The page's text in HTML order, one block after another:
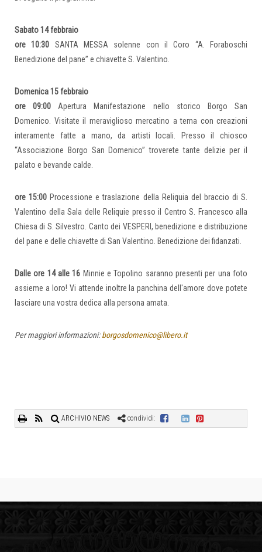
Sabato 14 febbraio
ore 10:30 SANTA MESSA solenne con il Coro “A. Foraboschi
Benedizione del pane” e chiavette S. Valentino.
Domenica 15 febbraio
ore 09:00 Apertura Manifestazione nello storico Borgo San
Domenico. Visitate il meraviglioso mercatino a tema con creazioni
interamente fatte a mano, da artisti locali. Presso il chiosco
“Associazione Borgo San Domenico” troverete tante delizie per il
palato e bevande calde.
ore 15:00 Processione e traslazione della Reliquia del braccio di S.
Valentino della Sala delle Reliquie presso il Centro S. Francesco alla
Chiesa di S. Silvestro. Canto dei VESPERI, benedizione e distribuzione
del pane e delle chiavette di San Valentino. Benedizione dei fidanzati.
Dalle ore 14 alle 16 Minnie e Topolino saranno presenti per una foto
assieme a loro! Vi attende inoltre la panchina dell'amore dove potete
lasciare una vostra dedica alla persona amata.
Per maggiori informazioni:borgosdomenico@libero.it
ARCHIVIO NEWS condividi: